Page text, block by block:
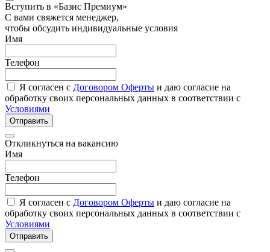
Вступить в «Базис Премиум»
С вами свяжется менеджер,
чтобы обсудить индивидуальные условия
Имя
Телефон
Я согласен с Договором Оферты и даю согласие на
обработку своих персональных данных в соответствии с
Условиями
Отправить
Откликнуться на вакансию
Имя
Телефон
Я согласен с Договором Оферты и даю согласие на
обработку своих персональных данных в соответствии с
Условиями
Отправить